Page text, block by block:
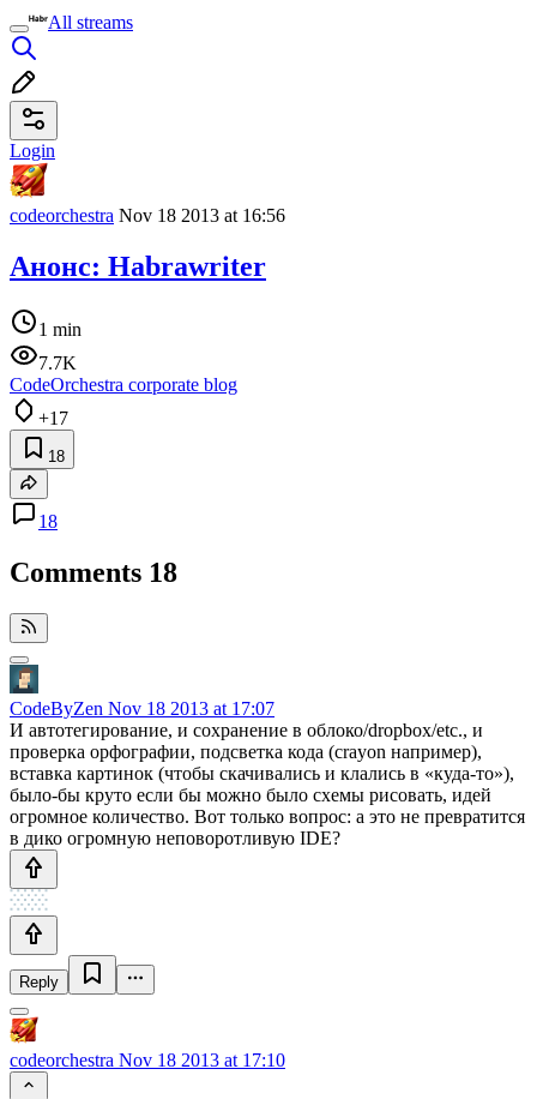
All streams
Login
codeorchestra Nov 18 2013 at 16:56
Анонс: Habrawriter
1 min
7.7K
CodeOrchestra corporate blog
+17
18
18
Comments 18
CodeByZen Nov 18 2013 at 17:07
И автотегирование, и сохранение в облоко/dropbox/etc., и
проверка орфографии, подсветка кода (crayon например),
вставка картинок (чтобы скачивались и клались в «куда-то»),
было-бы круто если бы можно было схемы рисовать, идей
огромное количество. Вот только вопрос: а это не превратится
в дико огромную неповоротливую IDE?
Reply
codeorchestra Nov 18 2013 at 17:10